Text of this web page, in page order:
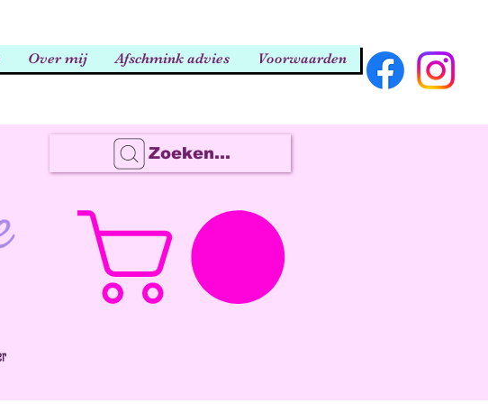
Over mij Afschmink advies Voorwaarden
Zoeken...